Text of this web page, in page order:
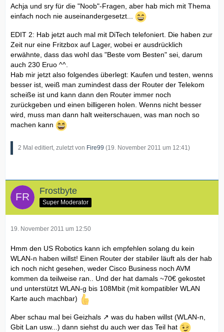
Achja und sry für die "Noob"-Fragen, aber hab mich mit Thema
einfach noch nie auseinandergesetzt...
EDIT 2: Hab jetzt auch mal mit DiTech telefoniert. Die haben zur
Zeit nur eine Fritzbox auf Lager, wobei er ausdrücklich
erwähnte, dass das wohl das "Beste vom Besten" sei, darum
auch 230 Eruo ^^.
Hab mir jetzt also folgendes überlegt: Kaufen und testen, wenns
besser ist, weiß man zumindest dass der Router der Telekom
scheiße ist und kann dann den Router immer noch
zurückgeben und einen billigeren holen. Wenns nicht besser
wird, muss man dann halt weiterschauen, was man noch so
machen kann
2 Mal editiert, zuletzt von Fire99 (19. November 2011 um 12:41)
Frostbyte
Super Moderator
19. November 2011 um 12:50
Hmm den US Robotics kann ich empfehlen solang du kein
WLAN-n haben willst! Einen Router der stabiler läuft als der hab
ich noch nicht gesehen, weder Cisco Business noch AVM
kommen da teilweise ran.. Und der hat damals ~70€ gekostet
und unterstützt WLAN-g bis 108Mbit (mit kompatibler WLAN
Karte auch machbar)
Aber schau mal bei Geizhals
was du haben willst (WLAN-n,
Gbit Lan usw...) dann siehst du auch wer das Teil hat